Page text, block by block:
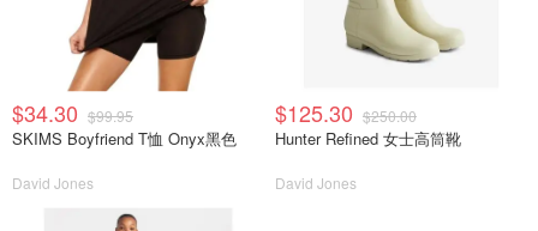
$34.30 $99.95
SKIMS Boyfriend T恤 Onyx黑色
David Jones
$125.30 $250.00
Hunter Refined 女士高筒靴
David Jones